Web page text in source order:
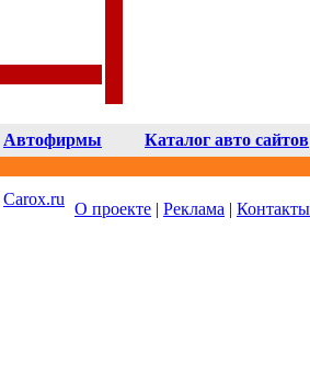
Автофирмы Каталог авто сайтов
Carox.ru
О проекте | Реклама | Контакты